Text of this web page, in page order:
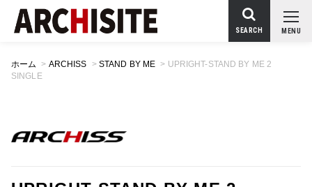
MENU
SEARCH
ホーム > ARCHISS > STAND BY ME > UPRIGHT-STAND BY ME 2
SINGLE